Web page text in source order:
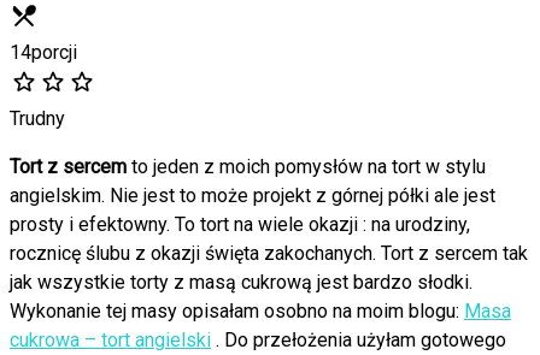
14porcji
Trudny
Tort z sercem to jeden z moich pomysłów na tort w stylu
angielskim. Nie jest to może projekt z górnej półki ale jest
prosty i efektowny. To tort na wiele okazji : na urodziny,
rocznicę ślubu z okazji święta zakochanych. Tort z sercem tak
jak wszystkie torty z masą cukrową jest bardzo słodki.
Wykonanie tej masy opisałam osobno na moim blogu: Masa
cukrowa – tort angielski . Do przełożenia użyłam gotowego